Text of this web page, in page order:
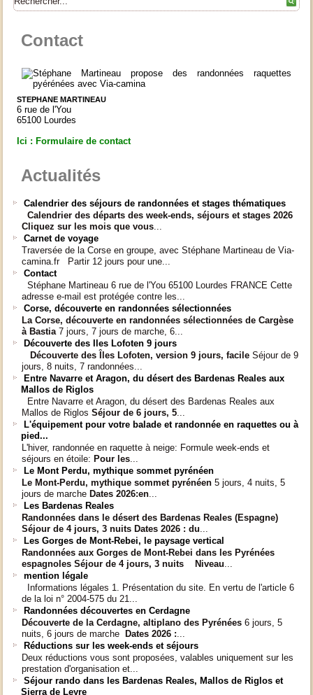
Contact
STEPHANE MARTINEAU
6 rue de l'You
65100 Lourdes
Ici : Formulaire de contact
Actualités
Calendrier des séjours de randonnées et stages thématiques
Calendrier des départs des week-ends, séjours et stages 2026
Cliquez sur les mois que vous...
Carnet de voyage
Traversée de la Corse en groupe, avec Stéphane Martineau de Via-
camina.fr Partir 12 jours pour une...
Contact
Stéphane Martineau 6 rue de l'You 65100 Lourdes FRANCE Cette
adresse e-mail est protégée contre les...
Corse, découverte en randonnées sélectionnées
La Corse, découverte en randonnées sélectionnées de Cargèse
à Bastia7 jours, 7 jours de marche, 6...
Découverte des Iles Lofoten 9 jours
Découverte des Îles Lofoten, version 9 jours, facile Séjour de 9
jours, 8 nuits, 7 randonnées...
Entre Navarre et Aragon, du désert des Bardenas Reales aux
Mallos de Riglos
Entre Navarre et Aragon, du désert des Bardenas Reales aux
Mallos de RiglosSéjour de 6 jours, 5...
L'équipement pour votre balade et randonnée en raquettes ou à
pied...
L'hiver, randonnée en raquette à neige: Formule week-ends et
séjours en étoile: Pour les...
Le Mont Perdu, mythique sommet pyrénéen
Le Mont-Perdu, mythique sommet pyrénéen 5 jours, 4 nuits, 5
jours de marche Dates 2026:en...
Les Bardenas Reales
Randonnées dans le désert des Bardenas Reales (Espagne)
Séjour de 4 jours, 3 nuits Dates 2026 :du...
Les Gorges de Mont-Rebei, le paysage vertical
Randonnées aux Gorges de Mont-Rebei dans les Pyrénées
espagnoles Séjour de 4 jours, 3 nuits Niveau...
mention légale
Informations légales 1. Présentation du site. En vertu de l'article 6
de la loi n° 2004-575 du 21...
Randonnées découvertes en Cerdagne
Découverte de la Cerdagne, altiplano des Pyrénées 6 jours, 5
nuits, 6 jours de marche
Dates 2026 :...
Réductions sur les week-ends et séjours
Deux réductions vous sont proposées, valables uniquement sur les
prestation d'organisation et...
Séjour rando dans les Bardenas Reales, Mallos de Riglos et
Sierra de Leyre